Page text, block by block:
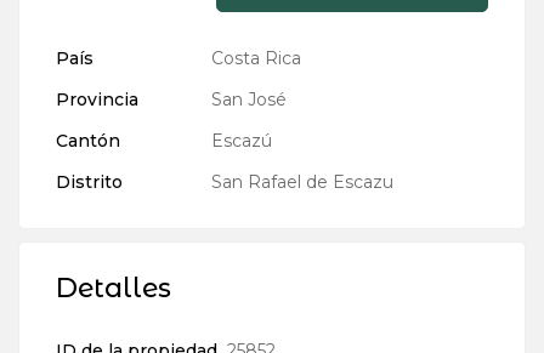
País
Costa Rica
Provincia
San José
Cantón
Escazú
Distrito
San Rafael de Escazu
Detalles